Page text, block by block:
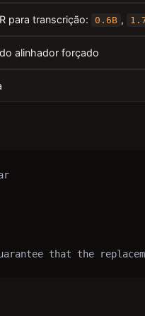
para transcrição: 0.6B ,
alinhador forçado
that the